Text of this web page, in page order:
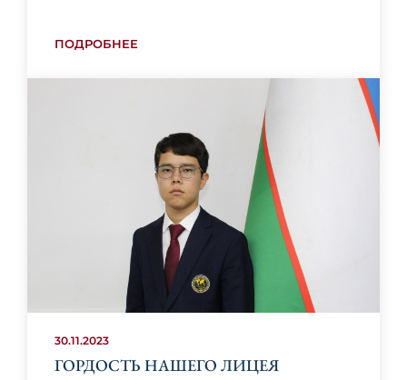
ПОДРОБНЕЕ
30.11.2023
ГОРДОСТЬ НАШЕГО ЛИЦЕЯ